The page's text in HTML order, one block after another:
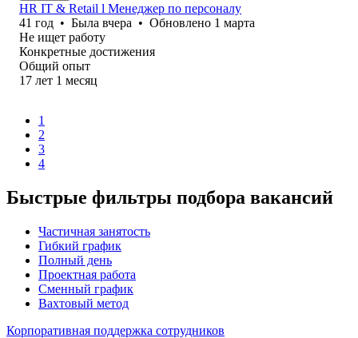
HR IT & Retail l Менеджер по персоналу
41 год • Была вчера • Обновлено 1 марта
Не ищет работу
Конкретные достижения
Общий опыт
17 лет 1 месяц
1
2
3
4
Быстрые фильтры подбора вакансий
Частичная занятость
Гибкий график
Полный день
Проектная работа
Сменный график
Вахтовый метод
Корпоративная поддержка сотрудников